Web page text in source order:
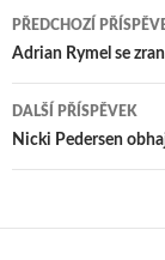
Navigace
pro
příspěvek
PŘEDCHOZÍ
Adrian Rymel se
DALŠÍ PŘÍSPĚVEK
Nicki Pedersen